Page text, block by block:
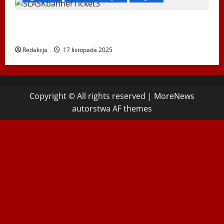
Redakcja 17 listopada 2025
Copyright © All rights reserved | MoreNews
autorstwa AF themes